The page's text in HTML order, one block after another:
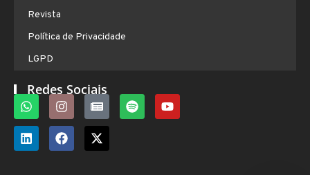
Revista
Política de Privacidade
LGPD
Redes Sociais